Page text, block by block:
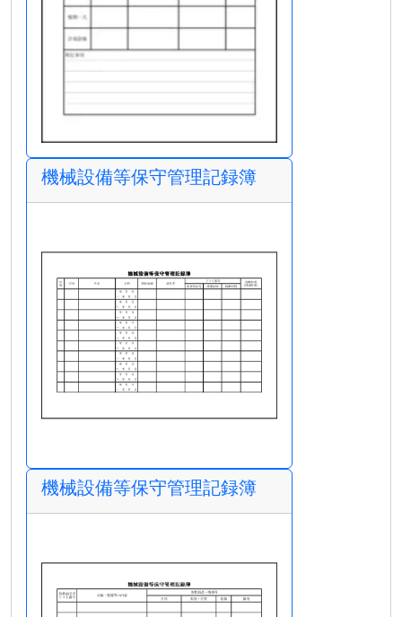
機械設備等保守管理記録簿
機械設備等保守管理記録簿